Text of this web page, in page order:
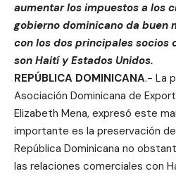
aumentar los impuestos a los
gobierno dominicano da buen
con los dos principales socios
son Haití y Estados Unidos.
REPÚBLICA DOMINICANA.- La
Asociación Dominicana de
Elizabeth Mena, expresó este
importante es la preservación
República Dominicana no
las relaciones comerciales con